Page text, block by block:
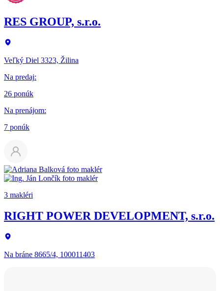
RES GROUP, s.r.o.
Veľký Diel 3323, Žilina
Na predaj:
26 ponúk
Na prenájom:
7 ponúk
3 makléri
RIGHT POWER DEVELOPMENT, s.r.o.
Na bráne 8665/4, 100011403